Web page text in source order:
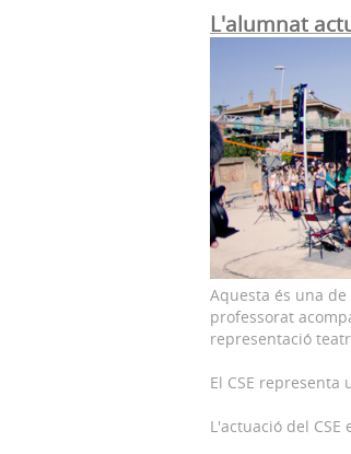
L'alumnat
Aquesta és una
professorat
representació
El CSE
L'actuació del